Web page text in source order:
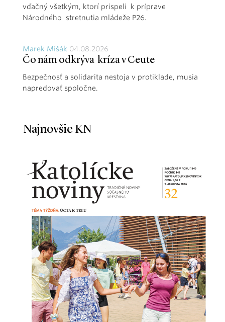
vďačný všetkým, ktorí prispeli k príprave
Národného stretnutia mládeže P26.
Marek Mišák 04.08.2026
Čo nám odkrýva kríza v Ceute
Bezpečnosť a solidarita nestoja v protiklade, musia
napredovať spoločne.
Najnovšie KN